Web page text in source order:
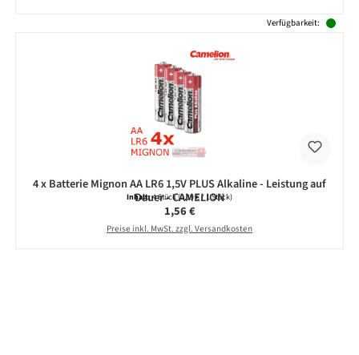
Verfügbarkeit:
4 x Batterie Mignon AA LR6 1,5V PLUS Alkaline - Leistung auf
Dauer - CAMELION
Inhalt:4 Stück(0,39 € / 1 Stück)
Regulärer Preis:
1,56 €
Preise inkl. MwSt. zzgl. Versandkosten